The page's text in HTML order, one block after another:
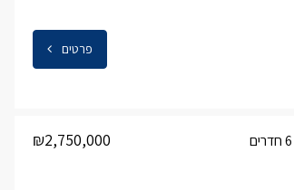
פרטים
₪2,750,000